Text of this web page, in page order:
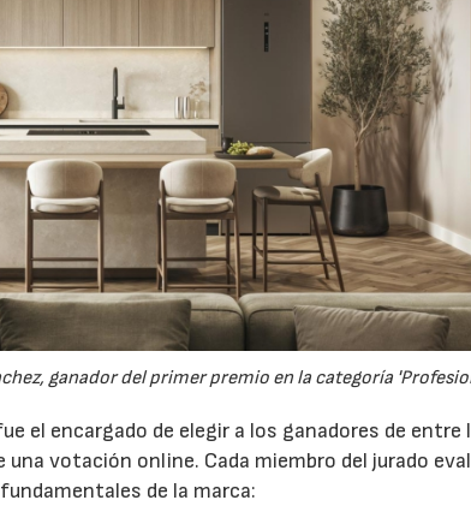
ganador del primer premio en la categoría
el encargado de elegir a los ganadores de entre
votación online. Cada miembro del jurado
de la marca: